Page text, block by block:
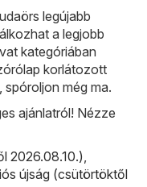
legújabb
a legjobb
kategóriában
korlátozott
még ma.
ajánlatról! Nézze
2026.08.10.),
újság (csütörtöktől